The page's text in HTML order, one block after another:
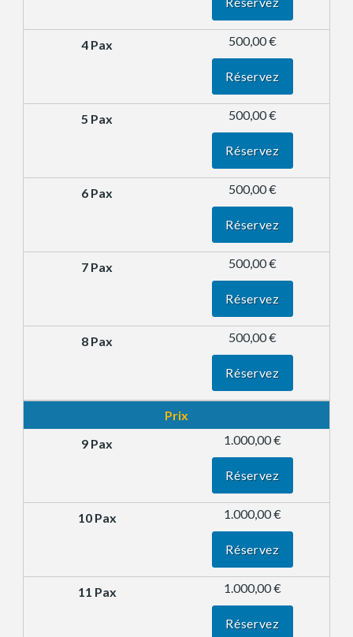
500,00 €
Réservez
500,00 €
Réservez
500,00 €
Réservez
500,00 €
Réservez
500,00 €
Réservez
Prix
1.000,00 €
Réservez
1.000,00 €
Réservez
1.000,00 €
Réservez